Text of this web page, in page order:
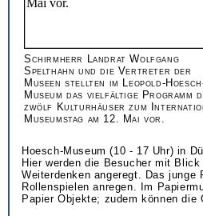
Schirmherr Landrat Wolfgang
Spelthahn und die Vertreter der
Museen stellten im Leopold-
Museum das vielfältige Programm
zwölf Kulturhäuser zum
Museumstag am 12. Mai vor.
Hoesch-Museum (10 - 17 Uhr) in
Hier werden die Besucher mit
Weiterdenken angeregt. Das
Rollenspielen anregen. Im
Papier Objekte; zudem können